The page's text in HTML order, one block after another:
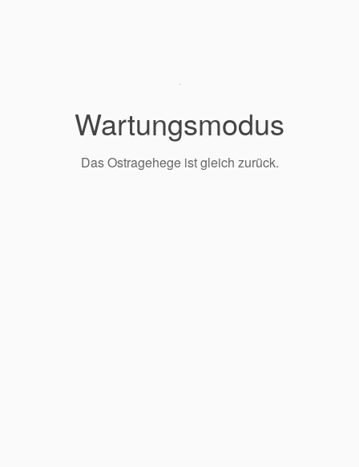
Wartungsmodus
Das Ostragehege ist gleich zurück.